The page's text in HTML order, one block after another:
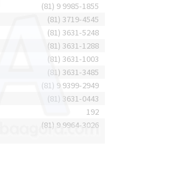
(81) 9 9985-1855
(81) 3719-4545
(81) 3631-5248
(81) 3631-1288
(81) 3631-1003
(81) 3631-3485
(81) 9 9399-2949
(81) 3631-0443
192
(81) 9 9964-3026